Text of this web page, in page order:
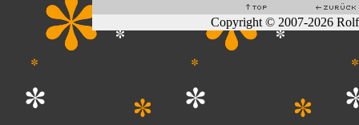
Copyright © 2007-2026